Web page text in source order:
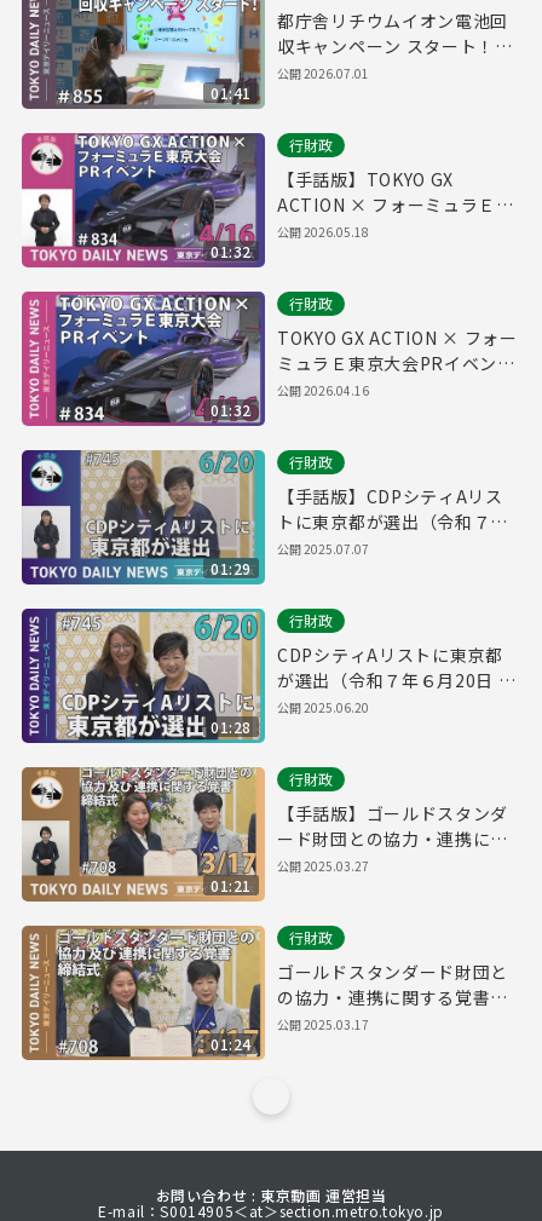
01:41
都庁舎リチウムイオン電池回
収キャンペーン スタート！
（令和8年7月1日 東京デイリ
公開2026.07.01
01:32
行財政
【手話版】TOKYO GX
ACTION × フォーミュラＥ東
京大会PRイベント （令和8年
公開2026.05.18
01:32
行財政
TOKYO GX ACTION × フォー
ミュラＥ東京大会PRイベント
（令和8年4月16日 東京デイリ
公開2026.04.16
01:29
行財政
【手話版】CDPシティAリス
トに東京都が選出（令和７年
６月20日 東京デイリーニュー
公開2025.07.07
01:28
行財政
CDPシティAリストに東京都
が選出（令和７年６月20日 東
京デイリーニュース No.745）
公開2025.06.20
01:21
行財政
【手話版】ゴールドスタンダ
ード財団との協力・連携に関
する覚書締結式（令和7年3月
公開2025.03.27
01:24
行財政
ゴールドスタンダード財団と
の協力・連携に関する覚書締
結式（令和7年3月17日 東京デ
公開2025.03.17
お問い合わせ : 東京動画 運営担当
E-mail：S0014905＜at＞section.metro.tokyo.jp